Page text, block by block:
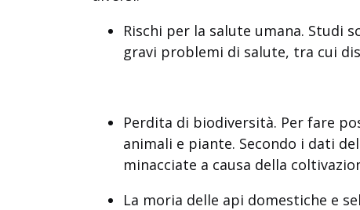
Rischi per la salute umana. Studi
gravi problemi di salute, tra cui
Perdita di biodiversità. Per fare
animali e piante. Secondo i dati
minacciate a causa della
La moria delle api domestiche e